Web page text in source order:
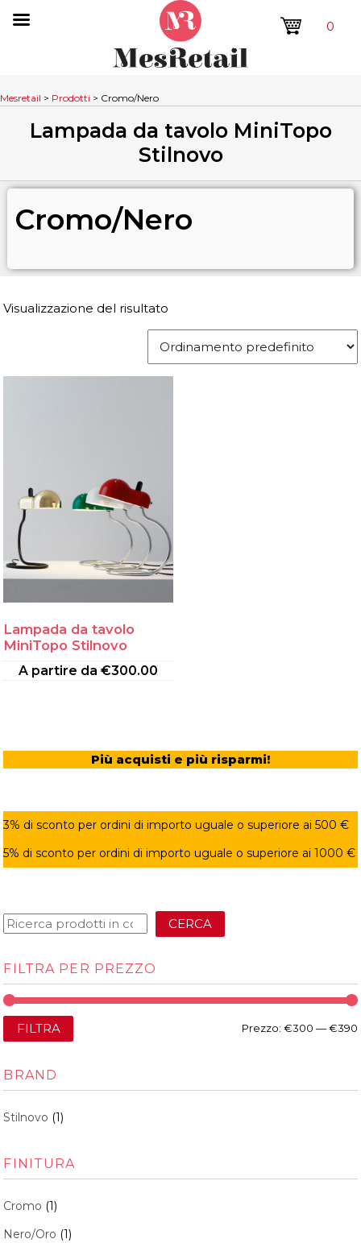
0
Mesretail > Prodotti > Cromo/Nero
Lampada da tavolo MiniTopo
Stilnovo
Cromo/Nero
Visualizzazione del risultato
Lampada da tavolo
MiniTopo Stilnovo
A partire da€300.00
Più acquisti e più risparmi!
3% di sconto per ordini di importo uguale o superiore ai 500 €
5% di sconto per ordini di importo uguale o superiore ai 1000 €
CERCA
FILTRA PER PREZZO
FILTRA Prezzo: €300 —€390
BRAND
Stilnovo (1)
FINITURA
Cromo (1)
Nero/Oro (1)